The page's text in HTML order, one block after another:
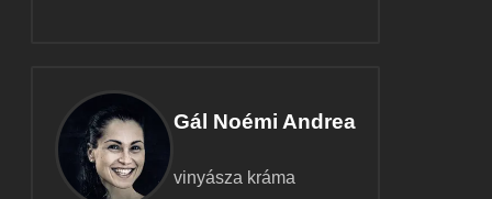
Gál Noémi Andrea
vinyásza kráma